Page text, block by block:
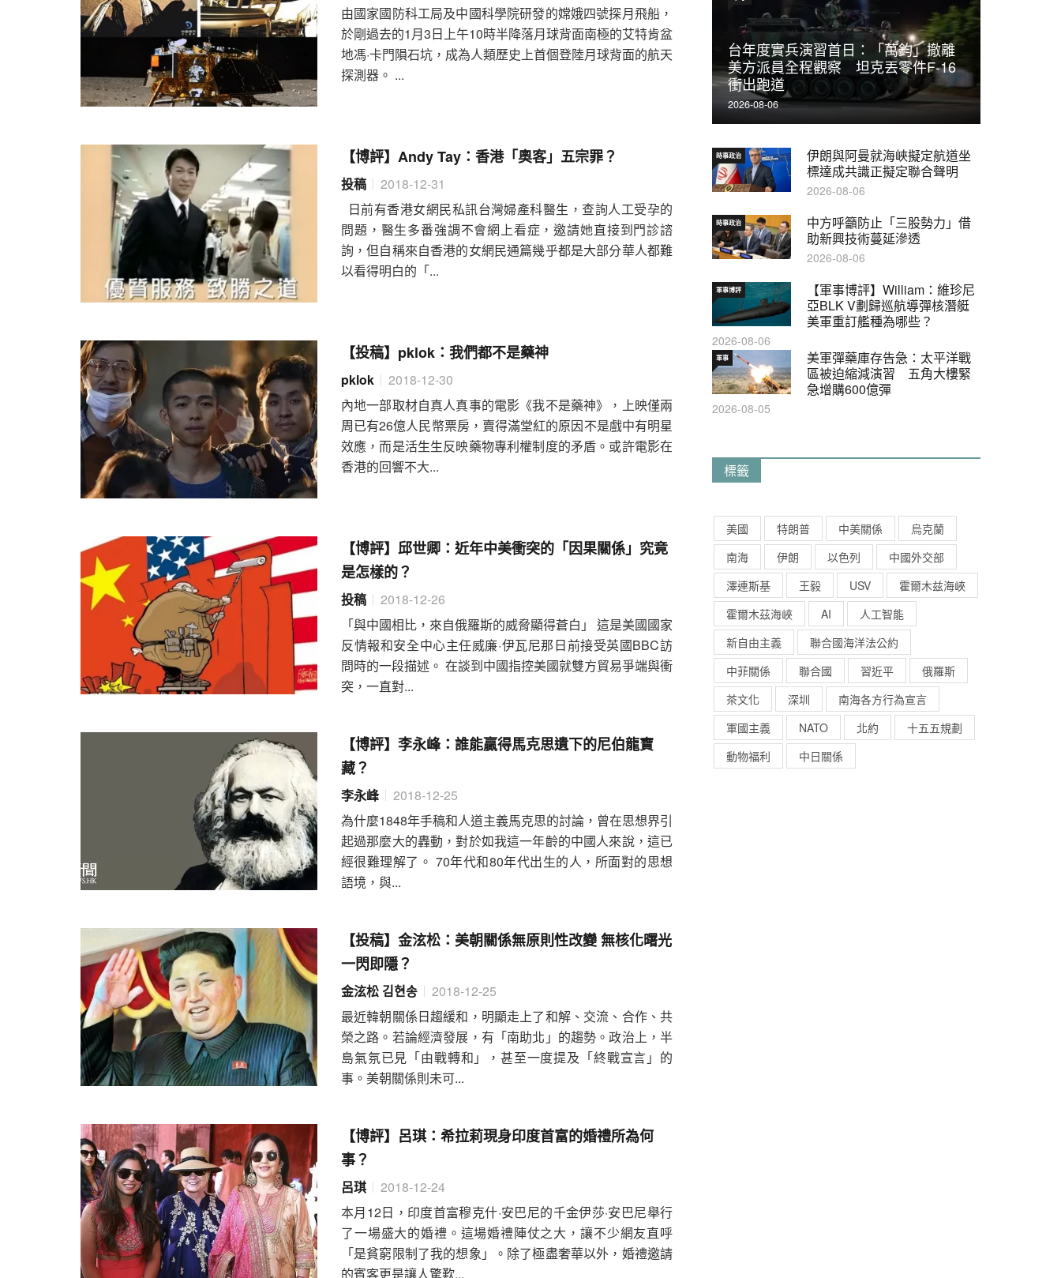
由國家國防科工局及中國科學院研發的嫦娥四號探月飛船，
於剛過去的1月3日上午10時半降落月球背面南極的艾特肯盆
地馮·卡門隕石坑，成為人類歷史上首個登陸月球背面的航天
探測器。 ...
【博評】Andy Tay：香港「奧客」五宗罪？
投稿
2018-12-31
日前有香港女網民私訊台灣婦產科醫生，查詢人工受孕的
問題，醫生多番強調不會網上看症，邀請她直接到門診諮
詢，但自稱來自香港的女網民通篇幾乎都是大部分華人都難
以看得明白的「...
【投稿】pklok：我們都不是藥神
pklok
2018-12-30
內地一部取材自真人真事的電影《我不是藥神》，上映僅兩
周已有26億人民幣票房，賣得滿堂紅的原因不是戲中有明星
效應，而是活生生反映藥物專利權制度的矛盾。或許電影在
香港的回響不大...
【博評】邱世卿：近年中美衝突的「因果關係」究竟
是怎樣的？
投稿
2018-12-26
「與中國相比，來自俄羅斯的威脅顯得蒼白」 這是美國國家
反情報和安全中心主任威廉·伊瓦尼那日前接受英國BBC訪
問時的一段描述。 在談到中國指控美國就雙方貿易爭端與衝
突，一直對...
【博評】李永峰：誰能贏得馬克思遺下的尼伯龍寶
藏？
李永峰
2018-12-25
為什麼1848年手稿和人道主義馬克思的討論，曾在思想界引
起過那麼大的轟動，對於如我這一年齡的中國人來說，這已
經很難理解了。 70年代和80年代出生的人，所面對的思想
語境，與...
【投稿】金泫松：美朝關係無原則性改變 無核化曙光
一閃即隱？
金泫松 김현송
2018-12-25
最近韓朝關係日趨緩和，明顯走上了和解、交流、合作、共
榮之路。若論經濟發展，有「南助北」的趨勢。政治上，半
島氣氛已見「由戰轉和」，甚至一度提及「終戰宣言」的
事。美朝關係則未可...
【博評】呂琪：希拉莉現身印度首富的婚禮所為何
事？
呂琪
2018-12-24
本月12日，印度首富穆克什·安巴尼的千金伊莎·安巴尼舉行
了一場盛大的婚禮。這場婚禮陣仗之大，讓不少網友直呼
「是貧窮限制了我的想象」。除了極盡奢華以外，婚禮邀請
的賓客更是讓人驚歎...
台年度實兵演習首日：「萬鈞」撤離
美方派員全程觀察 坦克丟零件F-16
衝出跑道
2026-08-06
伊朗與阿曼就海峽擬定航道坐
標達成共識正擬定聯合聲明
時事政治
2026-08-06
中方呼籲防止「三股勢力」借
助新興技術蔓延滲透
時事政治
2026-08-06
【軍事博評】William：維珍尼
亞BLK V劃歸巡航導彈核潛艇
美軍重訂艦種為哪些？
軍事博評
2026-08-06
美軍彈藥庫存告急：太平洋戰
區被迫縮減演習 五角大樓緊
急增購600億彈
軍事
2026-08-05
標籤
美國 特朗普 中美關係
烏克蘭
南海
伊朗 以色列
中國外交部
澤連斯基
王毅 USV
霍爾木兹海峽
霍爾木茲海峽
AI
人工智能
新自由主義
聯合國海洋法公約
中菲關係
聯合國 習近平
俄羅斯
茶文化
深圳
南海各方行為宣言
軍國主義
NATO 北約
十五五規劃
動物福利
中日關係